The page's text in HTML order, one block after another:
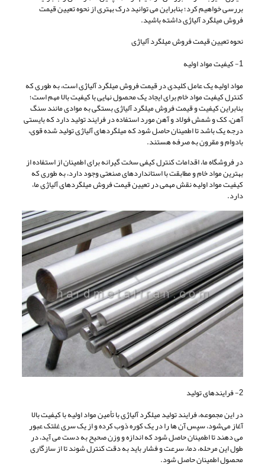
بررسی خواهیم کرد؛ بنابراین می توانید درک بهتری از نحوه تعیین قیمت
فروش میلگرد آلیاژی داشته باشید.
نحوه تعیین قیمت فروش میلگرد آلیاژی
1- کیفیت مواد اولیه
مواد اولیه یک عامل کلیدی در قیمت فروش میلگرد آلیاژی است، به طوری که
کنترل کیفیت مواد خام برای ایجاد یک محصول نهایی با کیفیت بالا مهم است؛
بنابراین کیفیت و قیمت فروش میلگرد آلیاژی بستگی به موادی مانند سنگ
آهن، کک و شمش فولاد و آهن مورد استفاده در فرایند تولید دارد که بایستی
درجه یک باشد تا اطمینان حاصل شود که میلگردهای آلیاژی تولید شده قوی،
بادوام و مقرون به صرفه هستند.
در فروشگاه ما، اقدامات کنترل کیفی سخت ‌گیرانه برای اطمینان از استفاده از
بهترین مواد خام و مطابقت با استانداردهای صنعتی وجود دارد، به طوری که
کیفیت مواد اولیه نقش مهمی در تعیین قیمت فروش میلگردهای آلیاژی ما،
دارد.
2- فرایندهای تولید
در این مجموعه، فرایند تولید میلگرد آلیاژی با تأمین مواد اولیه با کیفیت بالا
آغاز می‌شود، سپس آن ها را در یک کوره ذوب کرده و از یک سری غلتک عبور
می دهند تا اطمینان حاصل شود که اندازه و وزن صحیح به دست می آید، در
طول این مرحله، دما، سرعت و فشار باید به دقت کنترل شوند تا از سازگاری
محصول اطمینان حاصل شود.